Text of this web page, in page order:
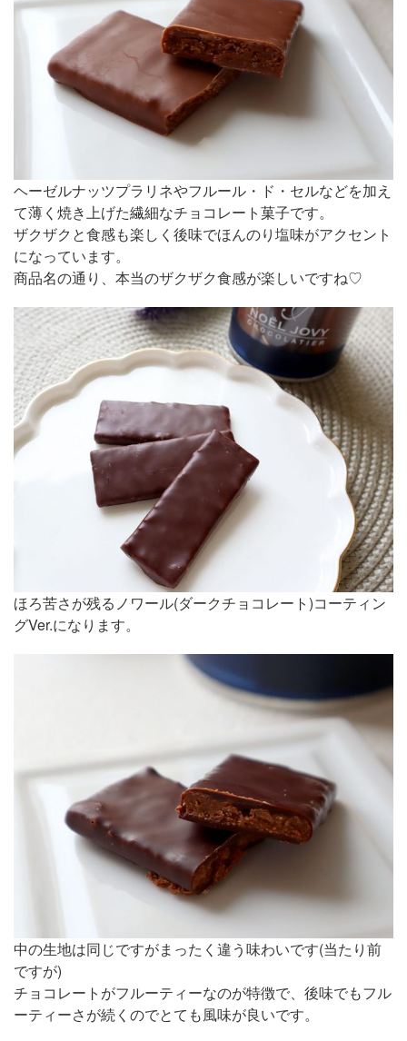
ヘーゼルナッツプラリネやフルール・ド・セルなどを加え
て薄く焼き上げた繊細なチョコレート菓子です。
ザクザクと食感も楽しく後味でほんのり塩味がアクセント
になっています。
商品名の通り、本当のザクザク食感が楽しいですね♡
ほろ苦さが残るノワール(ダークチョコレート)コーティン
グVer.になります。
中の生地は同じですがまったく違う味わいです(当たり前
ですが)
チョコレートがフルーティーなのが特徴で、後味でもフル
ーティーさが続くのでとても風味が良いです。